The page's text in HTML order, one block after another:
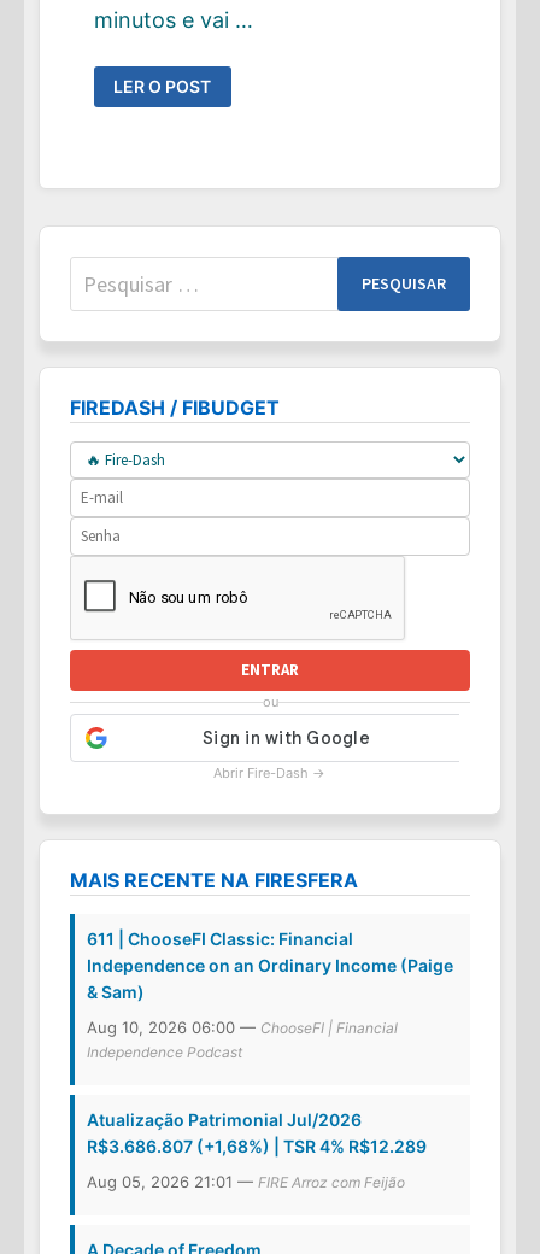
minutos e vai …
O
PRINCIPAL
SABOTADOR
INDEPENDÊNCIA
LER O POST
Pesquisar
por:
FIREDASH / FIBUDGET
ENTRAR
ou
Abrir Fire-Dash →
MAIS RECENTE NA FIRESFERA
611 | ChooseFI Classic: Financial
Independence on an Ordinary Income (Paige
& Sam)
Aug 10, 2026 06:00 — ChooseFI | Financial
Independence Podcast
Atualização Patrimonial Jul/2026
R$3.686.807 (+1,68%) | TSR 4% R$12.289
Aug 05, 2026 21:01 — FIRE Arroz com Feijão
A Decade of Freedom